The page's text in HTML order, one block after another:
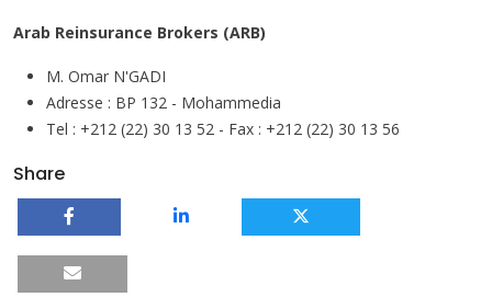
Arab Reinsurance Brokers (ARB)
M. Omar N'GADI
Adresse : BP 132 - Mohammedia
Tel : +212 (22) 30 13 52 - Fax : +212 (22) 30 13 56
Share